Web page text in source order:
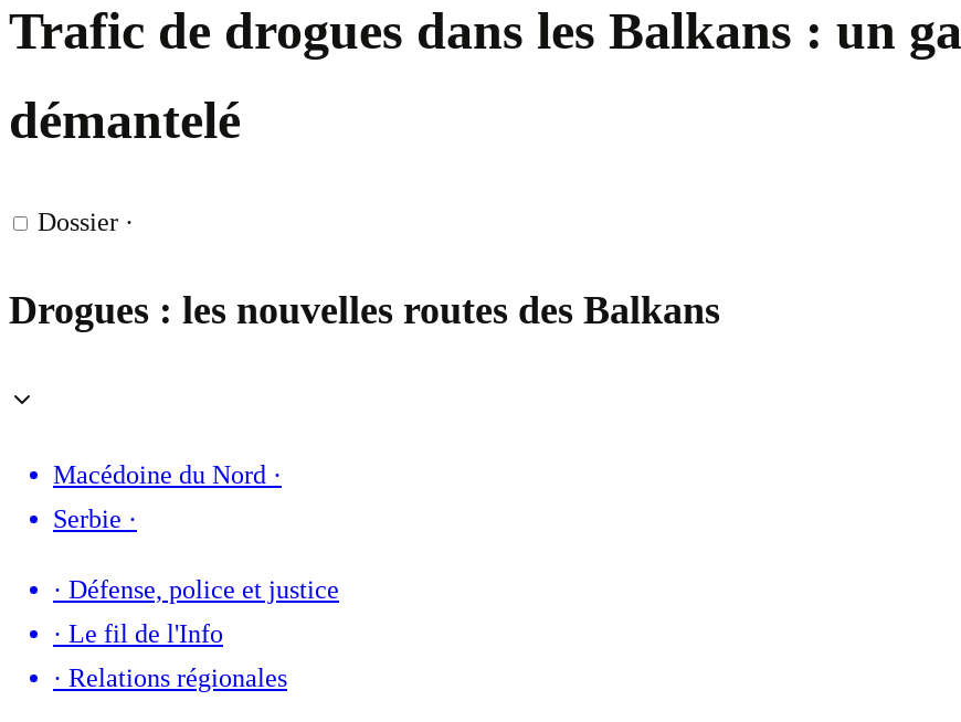
Trafic de drogues dans les Balkans : un
démantelé
Dossier ·
Drogues : les nouvelles routes des Balkans
Macédoine du Nord ·
Serbie ·
· Défense, police et justice
· Le fil de l'Info
· Relations régionales